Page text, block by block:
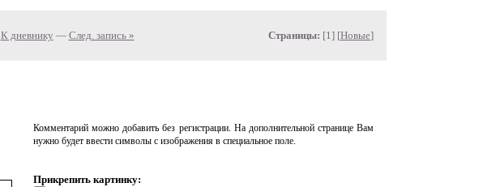
К дневнику — След. запись » Страницы: [1] [Новые]
Комментарий можно добавить без регистрации. На дополнительной странице Вам
нужно будет ввести символы с изображения в специальное поле.
Прикрепить картинку: